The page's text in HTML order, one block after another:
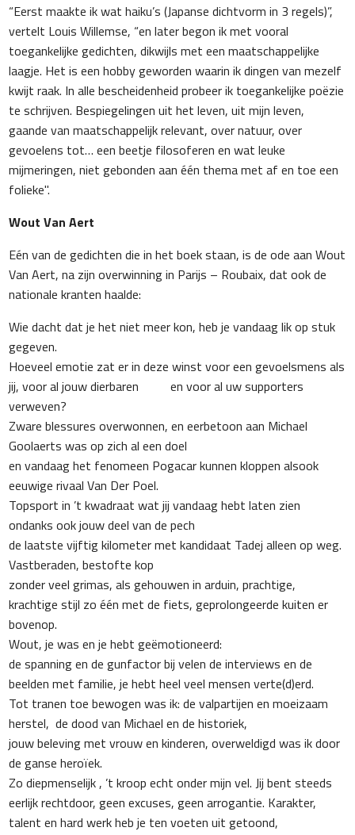
“Eerst maakte ik wat haiku’s (Japanse dichtvorm in 3 regels)”,
vertelt Louis Willemse, “en later begon ik met vooral
toegankelijke gedichten, dikwijls met een maatschappelijke
laagje. Het is een hobby geworden waarin ik dingen van mezelf
kwijt raak. In alle bescheidenheid probeer ik toegankelijke poëzie
te schrijven. Bespiegelingen uit het leven, uit mijn leven,
gaande van maatschappelijk relevant, over natuur, over
gevoelens tot… een beetje filosoferen en wat leuke
mijmeringen, niet gebonden aan één thema met af en toe een
folieke".
Wout Van Aert
Eén van de gedichten die in het boek staan, is de ode aan Wout
Van Aert, na zijn overwinning in Parijs – Roubaix, dat ook de
nationale kranten haalde:
Wie dacht dat je het niet meer kon, heb je vandaag lik op stuk
gegeven.
Hoeveel emotie zat er in deze winst voor een gevoelsmens als
jij, voor al jouw dierbaren en voor al uw supporters
verweven?
Zware blessures overwonnen, en eerbetoon aan Michael
Goolaerts was op zich al een doel
en vandaag het fenomeen Pogacar kunnen kloppen alsook
eeuwige rivaal Van Der Poel.
Topsport in ’t kwadraat wat jij vandaag hebt laten zien
ondanks ook jouw deel van de pech
de laatste vijftig kilometer met kandidaat Tadej alleen op weg.
Vastberaden, bestofte kop
zonder veel grimas, als gehouwen in arduin, prachtige,
krachtige stijl zo één met de fiets, geprolongeerde kuiten er
bovenop.
Wout, je was en je hebt geëmotioneerd:
de spanning en de gunfactor bij velen de interviews en de
beelden met familie, je hebt heel veel mensen verte(d)erd.
Tot tranen toe bewogen was ik: de valpartijen en moeizaam
herstel, de dood van Michael en de historiek,
jouw beleving met vrouw en kinderen, overweldigd was ik door
de ganse heroïek.
Zo diepmenselijk , ’t kroop echt onder mijn vel. Jij bent steeds
eerlijk rechtdoor, geen excuses, geen arrogantie. Karakter,
talent en hard werk heb je ten voeten uit getoond,